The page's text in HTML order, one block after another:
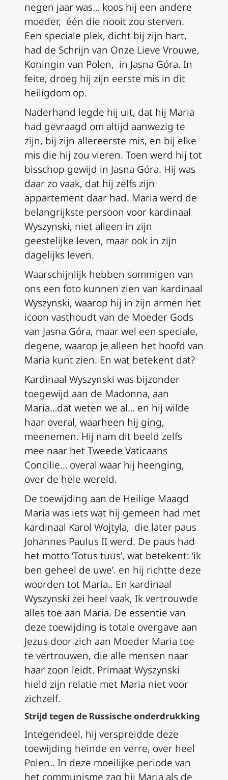
negen jaar was… koos hij een andere
moeder, één die nooit zou sterven.
Een speciale plek, dicht bij zijn hart,
had de Schrijn van Onze Lieve Vrouwe,
Koningin van Polen, in Jasna Góra. In
feite, droeg hij zijn eerste mis in dit
heiligdom op.
Naderhand legde hij uit, dat hij Maria
had gevraagd om altijd aanwezig te
zijn, bij zijn allereerste mis, en bij elke
mis die hij zou vieren. Toen werd hij tot
bisschop gewijd in Jasna Góra. Hij was
daar zo vaak, dat hij zelfs zijn
appartement daar had. Maria werd de
belangrijkste persoon voor kardinaal
Wyszynski, niet alleen in zijn
geestelijke leven, maar ook in zijn
dagelijks leven.
Waarschijnlijk hebben sommigen van
ons een foto kunnen zien van kardinaal
Wyszynski, waarop hij in zijn armen het
icoon vasthoudt van de Moeder Gods
van Jasna Góra, maar wel een speciale,
degene, waarop je alleen het hoofd van
Maria kunt zien. En wat betekent dat?
Kardinaal Wyszynski was bijzonder
toegewijd aan de Madonna, aan
Maria…dat weten we al… en hij wilde
haar overal, waarheen hij ging,
meenemen. Hij nam dit beeld zelfs
mee naar het Tweede Vaticaans
Concilie… overal waar hij heenging,
over de hele wereld.
De toewijding aan de Heilige Maagd
Maria was iets wat hij gemeen had met
kardinaal Karol Wojtyla, die later paus
Johannes Paulus II werd. De paus had
het motto ‘Totus tuus’, wat betekent: ‘ik
ben geheel de uwe’. en hij richtte deze
woorden tot Maria.. En kardinaal
Wyszynski zei heel vaak, Ik vertrouwde
alles toe aan Maria. De essentie van
deze toewijding is totale overgave aan
Jezus door zich aan Moeder Maria toe
te vertrouwen, die alle mensen naar
haar zoon leidt. Primaat Wyszynski
hield zijn relatie met Maria niet voor
zichzelf.
Strijd tegen de Russische onderdrukking
Integendeel, hij verspreidde deze
toewijding heinde en verre, over heel
Polen.. In deze moeilijke periode van
het communisme zag hij Maria als de